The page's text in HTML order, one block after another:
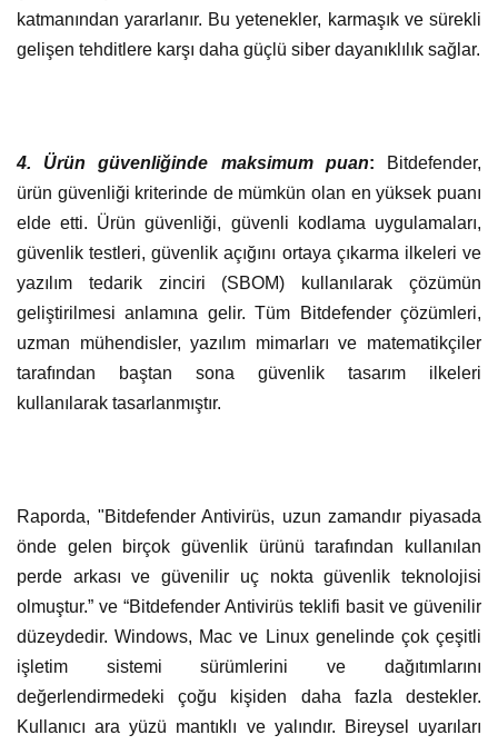
katmanından yararlanır. Bu yetenekler, karmaşık ve sürekli
gelişen tehditlere karşı daha güçlü siber dayanıklılık sağlar.
4. Ürün güvenliğinde maksimum puan:
Bitdefender,
ürün güvenliği kriterinde de mümkün olan en yüksek puanı
elde etti. Ürün güvenliği, güvenli kodlama uygulamaları,
güvenlik testleri, güvenlik açığını ortaya çıkarma ilkeleri ve
yazılım tedarik zinciri (SBOM) kullanılarak çözümün
geliştirilmesi anlamına gelir. Tüm Bitdefender çözümleri,
uzman mühendisler, yazılım mimarları ve matematikçiler
tarafından baştan sona güvenlik tasarım ilkeleri
kullanılarak tasarlanmıştır.
Raporda, "Bitdefender Antivirüs, uzun zamandır piyasada
önde gelen birçok güvenlik ürünü tarafından kullanılan
perde arkası ve güvenilir uç nokta güvenlik teknolojisi
olmuştur.” ve “Bitdefender Antivirüs teklifi basit ve güvenilir
düzeydedir. Windows, Mac ve Linux genelinde çok çeşitli
işletim sistemi sürümlerini ve dağıtımlarını
değerlendirmedeki çoğu kişiden daha fazla destekler.
Kullanıcı ara yüzü mantıklı ve yalındır. Bireysel uyarıları